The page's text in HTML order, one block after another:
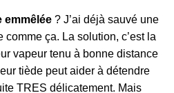
emmêlée ? J’ai déjà sauvé une
ça. La solution, c’est la
vapeur tenu à bonne distance
tiède peut aider à détendre
TRES délicatement. Mais